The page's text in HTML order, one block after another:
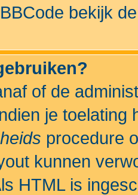
bekijk
of de
je
procedure
kunnen
HTML is